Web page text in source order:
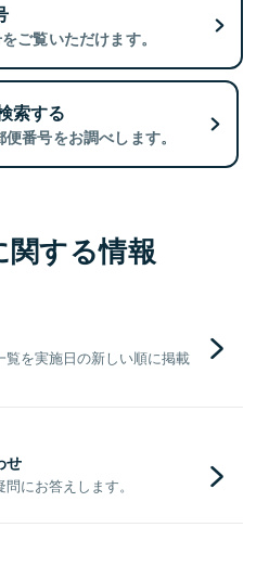
ご覧いただけます。
索する
番号をお調べします。
関する情報
を実施日の新しい順に掲載
せ
にお答えします。